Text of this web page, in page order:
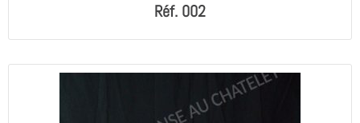
Réf. 002